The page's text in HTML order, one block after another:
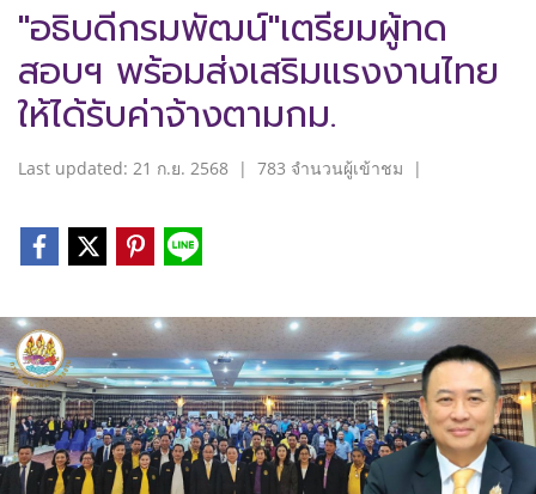
"อธิบดีกรมพัฒน์"เตรียมผู้ทด
สอบฯ พร้อมส่งเสริมแรงงานไทย
ให้ได้รับค่าจ้างตามกม.
Last updated: 21 ก.ย. 2568 | 783 จำนวนผู้เข้าชม |